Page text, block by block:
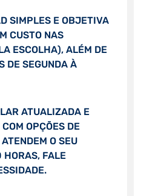
SIMPLES E OBJETIVA
CUSTO NAS
ESCOLHA), ALÉM DE
DE SEGUNDA À
ATUALIZADA E
OPÇÕES DE
O SEU
FALE